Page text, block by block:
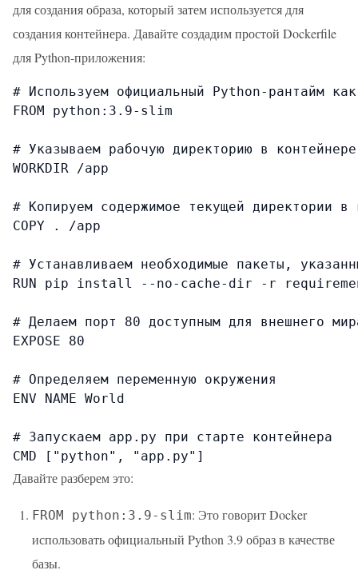
для создания образа, который затем используется для
создания контейнера. Давайте создадим простой Dockerfile
для Python-приложения:
# Используем официальный Python-рантайм
FROM python:3.9-slim
# Указываем рабочую директорию в контейнере
WORKDIR /app
# Копируем содержимое текущей директории
COPY . /app
# Устанавливаем необходимые пакеты,
RUN pip install --no-cache-dir -r
# Делаем порт 80 доступным для внешнего
EXPOSE 80
# Определяем переменную окружения
ENV NAME World
# Запускаем app.py при старте контейнера
CMD ["python", "app.py"]
Давайте разберем это:
FROM python:3.9-slim: Это говорит Docker
использовать официальный Python 3.9 образ в качестве
базы.